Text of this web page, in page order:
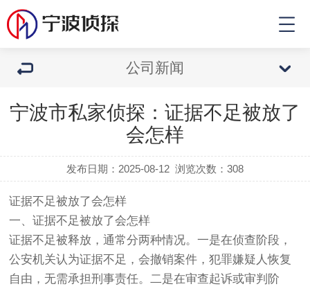
公司新闻
宁波市私家侦探：证据不足被放了
会怎样
发布日期：2025-08-12 浏览次数：308
证据不足被放了会怎样
一、证据不足被放了会怎样
证据不足被释放，通常分两种情况。一是在侦查阶段，
公安机关认为证据不足，会撤销案件，犯罪嫌疑人恢复
自由，无需承担刑事责任。二是在审查起诉或审判阶